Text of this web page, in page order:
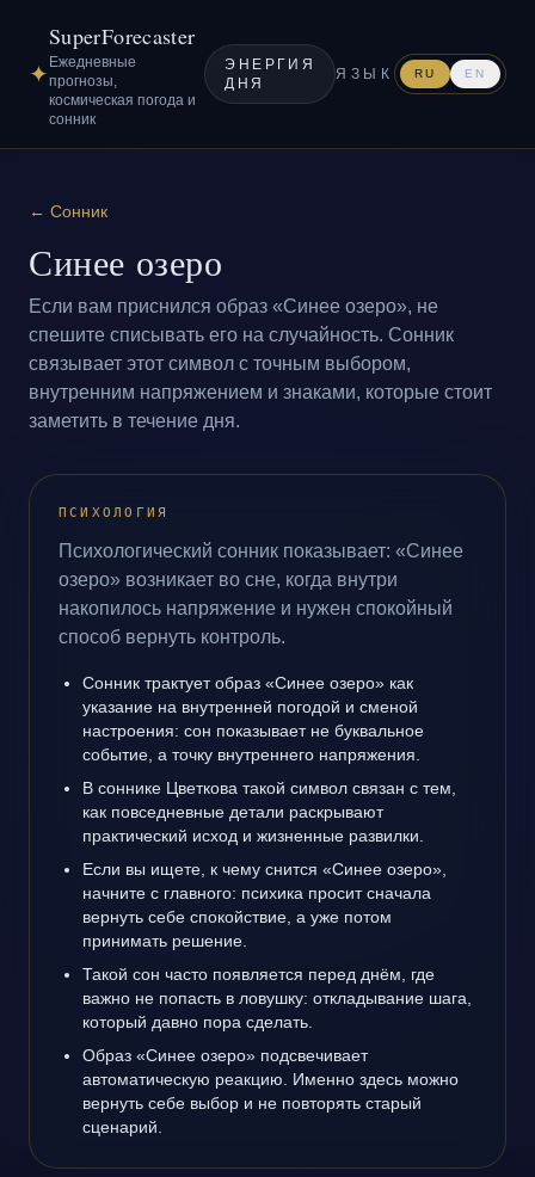
✦
SuperForecaster
Ежедневные
прогнозы,
космическая погода и
сонник
ЭНЕРГИЯ
ДНЯ
ЯЗЫК RU EN
← Сонник
Синее озеро
Если вам приснился образ «Синее озеро», не
спешите списывать его на случайность. Сонник
связывает этот символ с точным выбором,
внутренним напряжением и знаками, которые стоит
заметить в течение дня.
ПСИХОЛОГИЯ
Психологический сонник показывает: «Синее
озеро» возникает во сне, когда внутри
накопилось напряжение и нужен спокойный
способ вернуть контроль.
Сонник трактует образ «Синее озеро» как
указание на внутренней погодой и сменой
настроения: сон показывает не буквальное
событие, а точку внутреннего напряжения.
В соннике Цветкова такой символ связан с тем,
как повседневные детали раскрывают
практический исход и жизненные развилки.
Если вы ищете, к чему снится «Синее озеро»,
начните с главного: психика просит сначала
вернуть себе спокойствие, а уже потом
принимать решение.
Такой сон часто появляется перед днём, где
важно не попасть в ловушку: откладывание шага,
который давно пора сделать.
Образ «Синее озеро» подсвечивает
автоматическую реакцию. Именно здесь можно
вернуть себе выбор и не повторять старый
сценарий.